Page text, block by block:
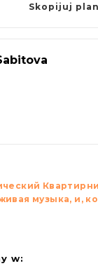
Skopijuj
музыка, и,
w: